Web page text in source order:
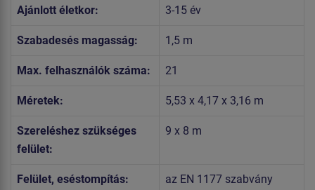
Ajánlott életkor: 3-15 év
Szabadesés magasság: 1,5 m
Max. felhasználók száma: 21
Méretek: 5,53 x 4,17 x 3,16 m
Szereléshez szükséges
felület:
9 x 8 m
Felület, eséstompítás:
az EN 1177 szabvány